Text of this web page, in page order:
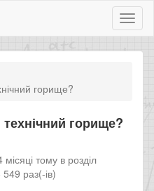
горище?
горище?
тому в розділ
раз(-ів)